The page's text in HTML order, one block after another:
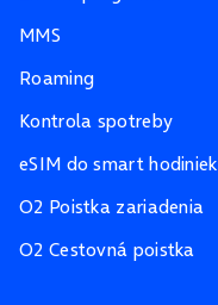
MMS
Roaming
Kontrola spotreby
eSIM do smart hodiniek
O2 Poistka zariadenia
O2 Cestovná poistka